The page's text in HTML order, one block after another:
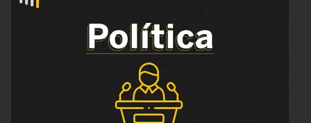
Agronegócios
Cultura
Economia
Educação
Infraestrutura
Internacional
Política
Saúde